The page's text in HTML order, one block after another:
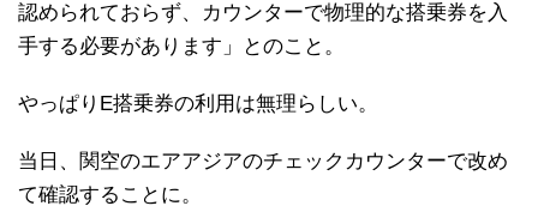
認められておらず、カウンターで物理的な搭乗券を入
手する必要があります」とのこと。
やっぱりE搭乗券の利用は無理らしい。
当日、関空のエアアジアのチェックカウンターで改め
て確認することに。